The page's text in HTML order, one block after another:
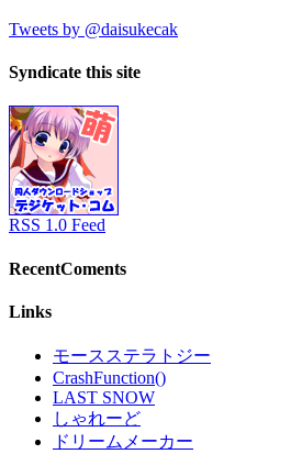
Tweets by @daisukecak
Syndicate this site
RSS 1.0 Feed
RecentComents
Links
モースステラトジー
CrashFunction()
LAST SNOW
しゃれーど
ドリームメーカー